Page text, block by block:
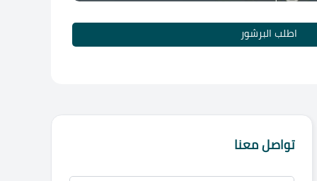
اطلب البرشور
تواصل معنا